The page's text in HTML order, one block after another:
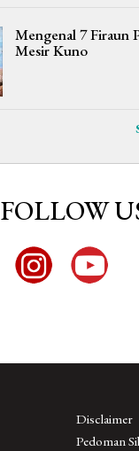
Mengenal 7 Firaun
Mesir Kuno
FOLLOW
Disclaimer
Pedoman